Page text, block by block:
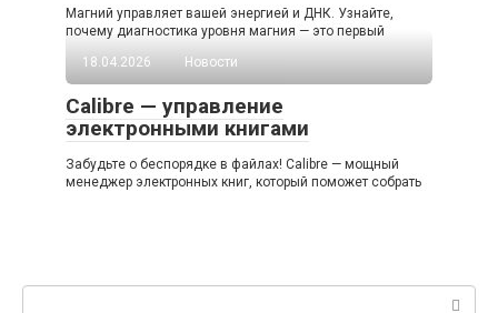
Магний управляет вашей энергией и ДНК. Узнайте,
почему диагностика уровня магния — это первый
18.04.2026
Новости
Calibre — управление
электронными книгами
Забудьте о беспорядке в файлах! Calibre — мощный
менеджер электронных книг, который поможет собрать